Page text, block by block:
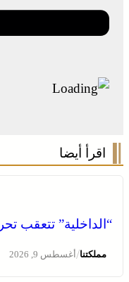
اقرأ أيضا
“الداخلية” تتعقب
مملكتنا/أغسطس 9, 2026